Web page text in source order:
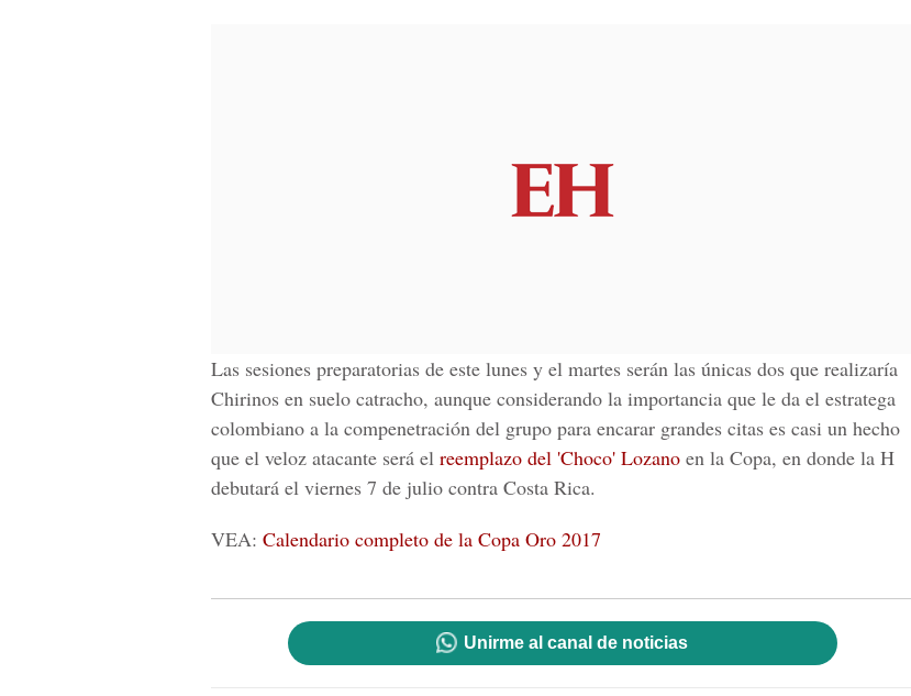
Las sesiones preparatorias de este lunes y el martes serán las únicas dos que realizaría
Chirinos en suelo catracho, aunque considerando la importancia que le da el estratega
colombiano a la compenetración del grupo para encarar grandes citas es casi un hecho
que el veloz atacante será el reemplazo del 'Choco' Lozano en la Copa, en donde la H
debutará el viernes 7 de julio contra Costa Rica.
VEA: Calendario completo de la Copa Oro 2017
Unirme al canal de noticias